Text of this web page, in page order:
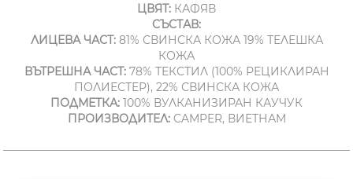
ЦВЯТ: КАФЯВ
СЪСТАВ:
ЛИЦЕВА ЧАСТ:81% СВИНСКА КОЖА 19% ТЕЛЕШКА
КОЖА
ВЪТРЕШНА ЧАСТ:78% ТЕКСТИЛ (100% РЕЦИКЛИРАН
ПОЛИЕСТЕР), 22% СВИНСКА КОЖА
ПОДМЕТКА: 100% ВУЛКАНИЗИРАН КАУЧУК
ПРОИЗВОДИТЕЛ:CAMPER, ВИЕТНАМ